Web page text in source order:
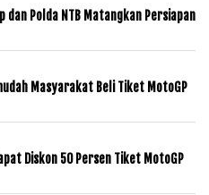
dan Polda NTB Matangkan Persiapan
Masyarakat Beli Tiket MotoGP
Diskon 50 Persen Tiket MotoGP